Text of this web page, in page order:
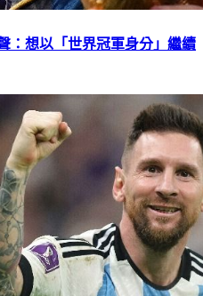
：想以「世界冠軍身分」繼續